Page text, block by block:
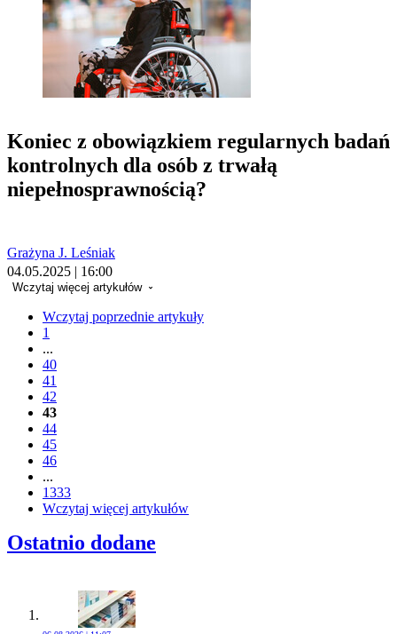
Koniec z obowiązkiem regularnych badań
kontrolnych dla osób z trwałą
niepełnosprawnością?
Grażyna J. Leśniak
04.05.2025 | 16:00
Wczytaj więcej artykułów
Wczytaj poprzednie artykuły
1
...
40
41
42
43
44
45
46
...
1333
Wczytaj więcej artykułów
Ostatnio dodane